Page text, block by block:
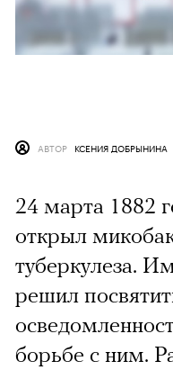
АВТОР КСЕНИЯ ДОБРЫНИНА
24 марта 1882
открыл
туберкулеза.
решил
борьбе с ним.